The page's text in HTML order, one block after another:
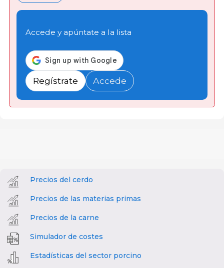
Accede y apúntate a la lista
Regístrate Accede
Precios del cerdo
Precios de las materias primas
Precios de la carne
Simulador de costes
Estadísticas del sector porcino